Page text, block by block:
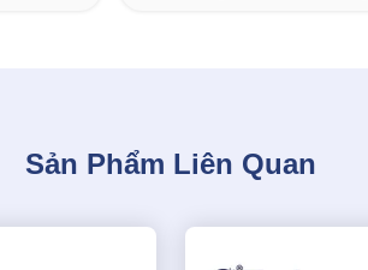
Sản Phẩm Liên Quan